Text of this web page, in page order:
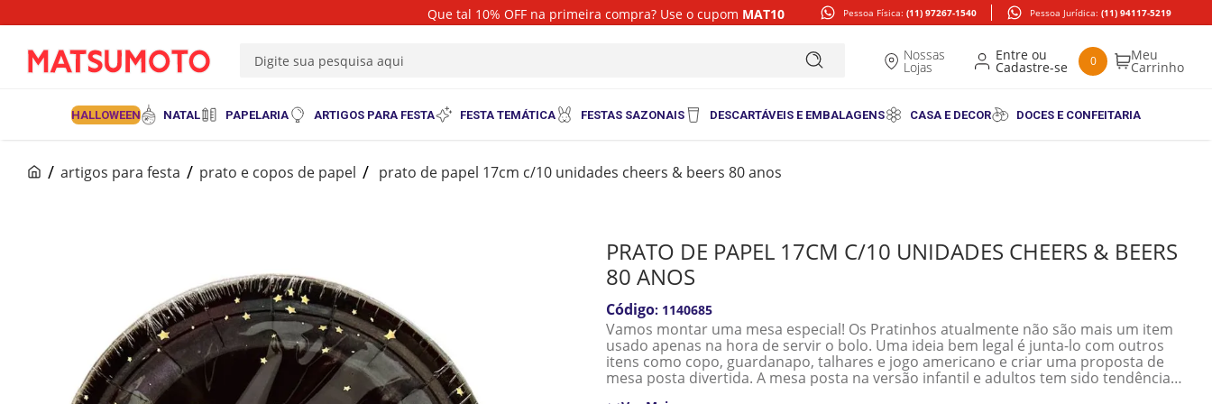
Que tal 10% OFF na primeira compra? Use o cupom MAT10 Pessoa Física: (11) 97267-1540 Pessoa Jurídica: (11) 94117-5219
Nossas
Lojas 0
HALLOWEEN NATAL PAPELARIA ARTIGOS PARA FESTA FESTA TEMÁTICA FESTAS SAZONAIS DESCARTÁVEIS E EMBALAGENS CASA E DECOR DOCES E CONFEITARIA
artigos para festa prato e copos de papel prato de papel 17cm c/10 unidades cheers & beers 80 anos
PRATO DE PAPEL 17CM C/10 UNIDADES CHEERS & BEERS
80 ANOS
: 1140685
Vamos montar uma mesa especial! Os Pratinhos atualmente não são mais um item
usado apenas na hora de servir o bolo. Uma ideia bem legal é junta-lo com outros
itens como copo, guardanapo, talhares e jogo americano e criar uma proposta de
mesa posta divertida. A mesa posta na versão infantil e adultos tem sido tendência